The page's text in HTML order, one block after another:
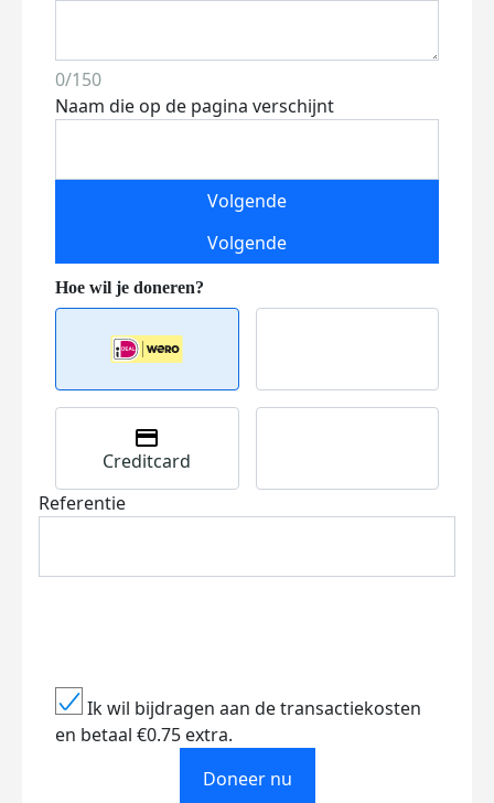
0/150
Naam die op de pagina verschijnt
Volgende
Volgende
Creditcard
Referentie
Ik wil bijdragen aan de transactiekosten
en betaal €0.75 extra.
Doneer nu